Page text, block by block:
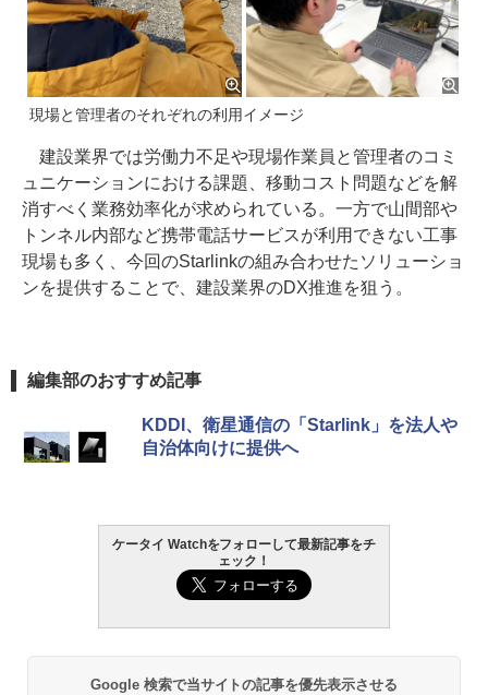
現場と管理者のそれぞれの利用イメージ
建設業界では労働力不足や現場作業員と管理者のコミ
ュニケーションにおける課題、移動コスト問題などを解
消すべく業務効率化が求められている。一方で山間部や
トンネル内部など携帯電話サービスが利用できない工事
現場も多く、今回のStarlinkの組み合わせたソリューショ
ンを提供することで、建設業界のDX推進を狙う。
編集部のおすすめ記事
KDDI、衛星通信の「Starlink」を法人や
自治体向けに提供へ
ケータイ Watchをフォローして最新記事をチ
ェック！
Google 検索で当サイトの記事を優先表示させる